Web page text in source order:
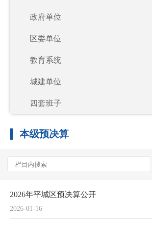
政府单位
区委单位
教育系统
城建单位
四套班子
本级预决算
2026-01-16
2026年平城区预决算公开